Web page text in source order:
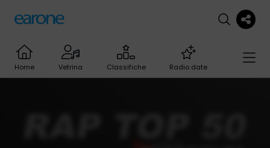
Home Vetrina Classifiche Radio date